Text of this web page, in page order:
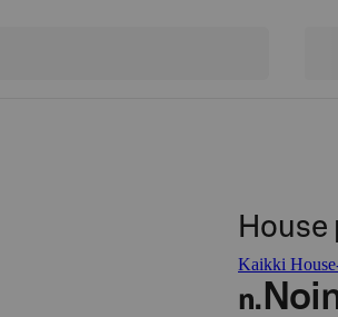
Kaikki
n.